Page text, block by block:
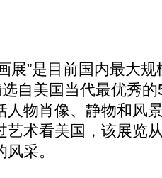
”是目前国内最大规
自美国当代最优秀
人物肖像、静物和风
艺术看美国，该展览
采。